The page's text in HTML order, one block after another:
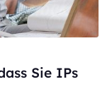
Sie IPs